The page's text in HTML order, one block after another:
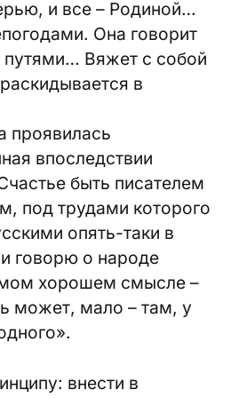
и все – Родиной…
Она говорит
Вяжет с собой
в
проявилась
впоследствии
быть писателем
под трудами которого
опять-таки в
говорю о народе
хорошем смысле –
может, мало – там, у
внести в